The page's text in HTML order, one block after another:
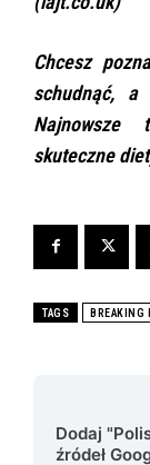
Chcesz
schudnąć,
Najnowsze
skuteczne
TAGS BREAKING
Dodaj
źródeł